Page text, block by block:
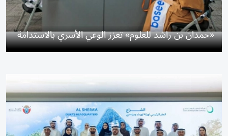
«حمدان بن راشد للعلوم» تعزز الوعي الأسري بالاستدامة